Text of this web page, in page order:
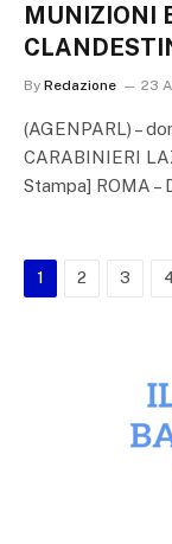
MUNIZIONI
By Redazione 23
(AGENPARL) –
CARABINIERI
Stampa] ROMA –
1 2 3 4